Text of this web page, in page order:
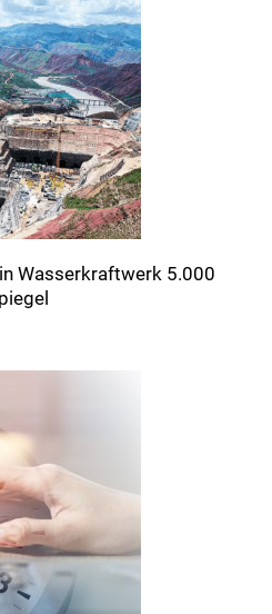
Wasserkraftwerk 5.000